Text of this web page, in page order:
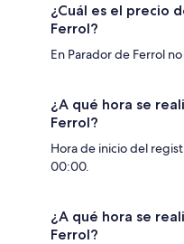
¿Cuál es el precio
Ferrol?
En Parador de Ferrol
¿A qué hora se
Ferrol?
Hora de inicio del
00:00.
¿A qué hora se
Ferrol?